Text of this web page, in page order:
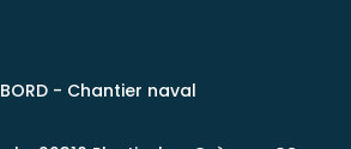
- Chantier naval